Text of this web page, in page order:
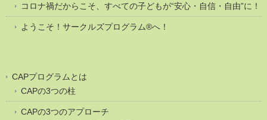
コロナ禍だからこそ、すべての子どもが“安心・自信・自由”に！
ようこそ！サークルズプログラム®へ！
CAPプログラムとは
CAPの3つの柱
CAPの3つのアプローチ